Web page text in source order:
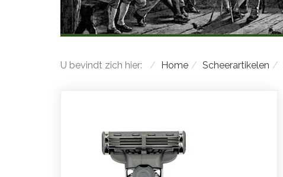
U bevindt zich hier: Home Scheerartikelen